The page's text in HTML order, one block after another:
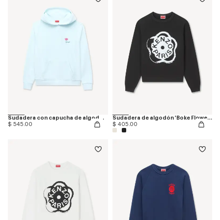
Sudadera con capucha de algodón bordada 'KENZO Tulip'
$ 545.00
Sudadera de algodón 'Boke Flower 2.0'
$ 405.00